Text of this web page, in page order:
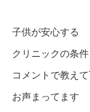
子供が安心する
クリニックの条件
コメントで教え
お声まってます